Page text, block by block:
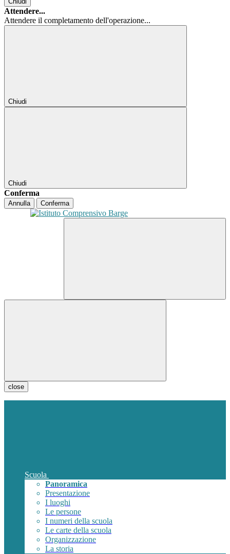
Attendere...
Attendere il completamento dell'operazione...
Chiudi
Chiudi
Conferma
Annulla Conferma
close
Scuola
Panoramica
Presentazione
I luoghi
Le persone
I numeri della scuola
Le carte della scuola
Organizzazione
La storia